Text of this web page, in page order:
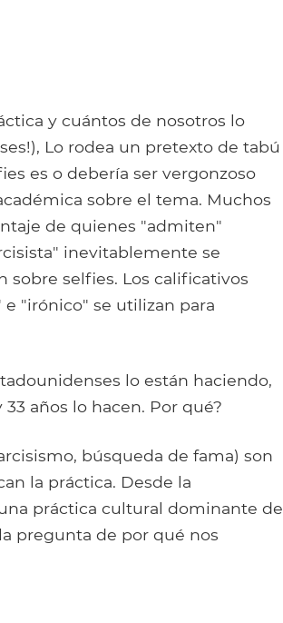
y cuántos de nosotros lo
Lo rodea un pretexto de tabú
es o debería ser vergonzoso
sobre el tema. Muchos
de quienes "admiten"
inevitablemente se
selfies. Los calificativos
"irónico" se utilizan para
lo están haciendo,
años lo hacen. Por qué?
búsqueda de fama) son
la práctica. Desde la
práctica cultural dominante de
pregunta de por qué nos